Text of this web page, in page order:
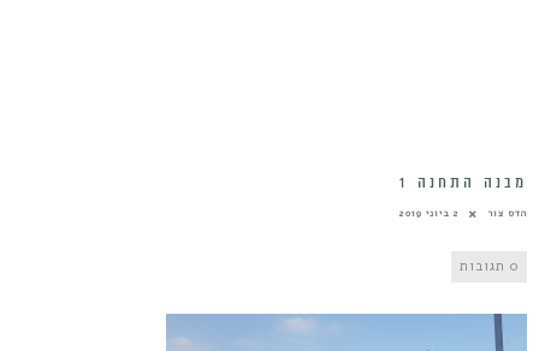
מבנה התחנה 1
הדס צור 2 ביוני 2019
0 תגובות